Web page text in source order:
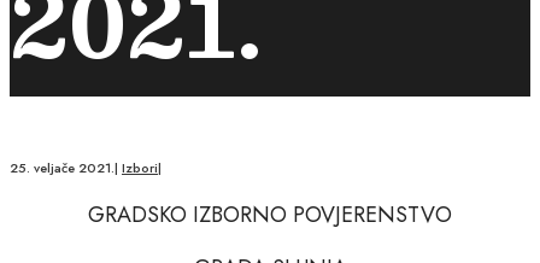
25. veljače 2021.| Izbori|
GRADSKO IZBORNO POVJERENSTVO